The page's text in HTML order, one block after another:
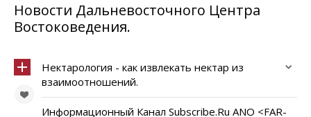
Новости Дальневосточного Центра
Востоковедения.
Нектарология - как извлекать нектар из
взаимоотношений.
Информационный Канал Subscribe.Ru ANO <FAR-